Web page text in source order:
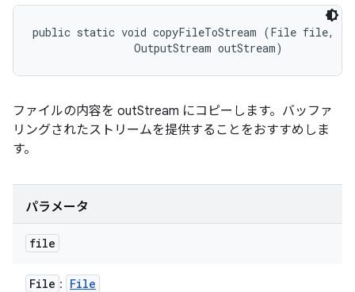
public static void copyFileToStream (File file,
                OutputStream outStream)
ファイルの内容を outStream にコピーします。バッファ
リングされたストリームを提供することをおすすめしま
す。
パラメータ
file
File : File